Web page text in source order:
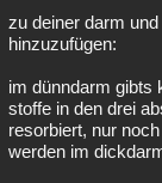
zu deiner darm
hinzuzufügen:
im dünndarm gibts
stoffe in den drei
resorbiert, nur
werden im